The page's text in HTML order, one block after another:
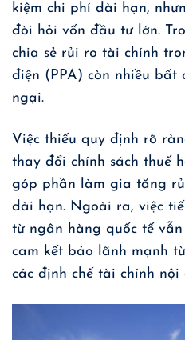
kiệm chi phí dài hạn,
đòi hỏi vốn đầu tư lớn.
chia sẻ rủi ro tài chính
điện (PPA) còn nhiều bất
ngại.
Việc thiếu quy định rõ
thay đổi chính sách thuế
góp phần làm gia tăng
dài hạn. Ngoài ra, việc
từ ngân hàng quốc tế
cam kết bảo lãnh mạnh
các định chế tài chính nội